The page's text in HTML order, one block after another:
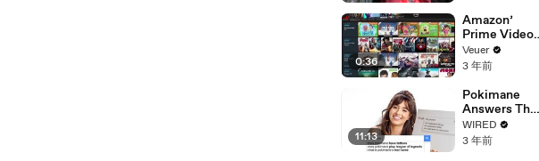
0:36
Amazon’
Prime Video
Will Show
Commercials
Year
Veuer
3 年前
11:13
Pokimane
Answers The
Web's Most
Searched
WIRED
3 年前